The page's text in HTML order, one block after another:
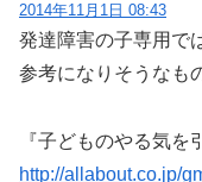
2014年11月1日 08:43
発達障害の子専用で
参考になりそうなも
『子どものやる気を
http://allabout.co.jp/